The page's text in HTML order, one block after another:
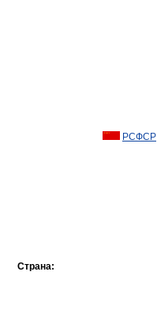
Страна:
РСФСР